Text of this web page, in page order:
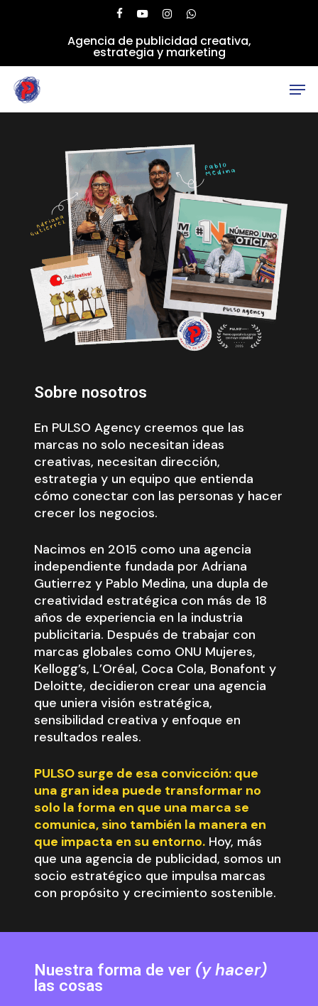
facebookyoutubeinstagramwhatsapp
Agencia de publicidad creativa,
estrategia y marketing
Sobre nosotros
En PULSO Agency creemos que las
marcas no solo necesitan ideas
creativas, necesitan dirección,
estrategia y un equipo que entienda
cómo conectar con las personas y hacer
crecer los negocios.
Nacimos en 2015 como una agencia
independiente fundada por Adriana
Gutierrez y Pablo Medina, una dupla de
creatividad estratégica con más de 18
años de experiencia en la industria
publicitaria. Después de trabajar con
marcas globales como ONU Mujeres,
Kellogg’s, L’Oréal, Coca Cola, Bonafont y
Deloitte, decidieron crear una agencia
que uniera visión estratégica,
sensibilidad creativa y enfoque en
resultados reales.
PULSO surge de esa convicción: que
una gran idea puede transformar no
solo la forma en que una marca se
comunica, sino también la manera en
que impacta en su entorno. Hoy, más
que una agencia de publicidad, somos un
socio estratégico que impulsa marcas
con propósito y crecimiento sostenible.
Nuestra forma de ver (y hacer)
las cosas